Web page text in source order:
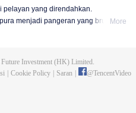
pelayan yang direndahkan.
menjadi pangeran yang brutal. Si
More
Investment (HK) Limited.
Cookie Policy Saran @TencentVideo